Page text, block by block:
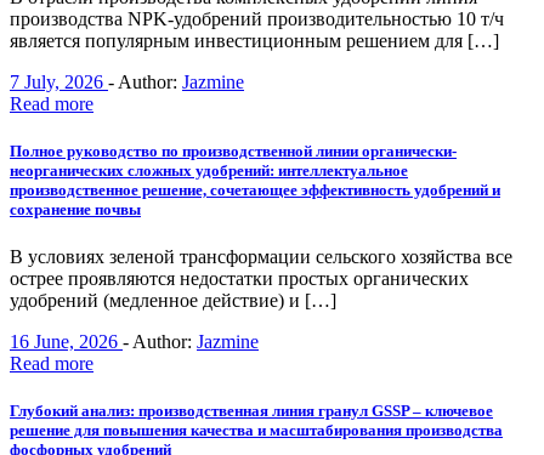
производства NPK-удобрений производительностью 10 т/ч
является популярным инвестиционным решением для […]
7 July, 2026 - Author: Jazmine
Read more
Полное руководство по производственной линии органически-
неорганических сложных удобрений: интеллектуальное
производственное решение, сочетающее эффективность удобрений и
сохранение почвы
В условиях зеленой трансформации сельского хозяйства все
острее проявляются недостатки простых органических
удобрений (медленное действие) и […]
16 June, 2026 - Author: Jazmine
Read more
Глубокий анализ: производственная линия гранул GSSP – ключевое
решение для повышения качества и масштабирования производства
фосфорных удобрений